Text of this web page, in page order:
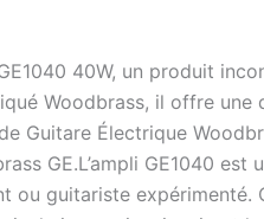
40W, un produit
Woodbrass, il offre
Guitare Électrique
GE.L’ampli GE1040
ou guitariste